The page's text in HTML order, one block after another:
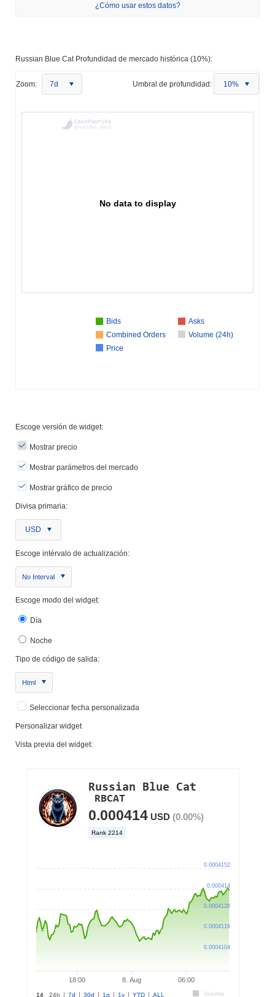
¿Cómo usar estos datos?
Russian Blue Cat Profundidad de mercado histórica (10%):
Zoom: 7d Umbral de profundidad: 10%
No data to display
Bids
Asks
Combined Orders
Volume (24h)
Price
Escoge versión de widget:
Mostrar precio
Mostrar parámetros del mercado
Mostrar gráfico de precio
Divisa primaria:
USD
Escoge intérvalo de actualización:
No Interval
Escoge modo del widget:
Día
Noche
Tipo de código de salida:
Html
Seleccionar fecha personalizada
Personalizar widget
Vista previa del widget: